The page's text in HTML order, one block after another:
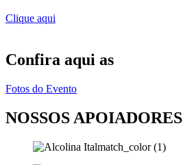
Clique aqui
Confira aqui as
Fotos do Evento
NOSSOS APOIADORES